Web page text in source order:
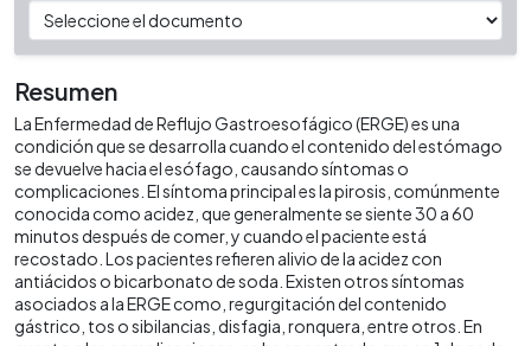
Resumen
La Enfermedad de Reflujo Gastroesofágico (ERGE) es una
condición que se desarrolla cuando el contenido del estómago
se devuelve hacia el esófago, causando síntomas o
complicaciones. El síntoma principal es la pirosis, comúnmente
conocida como acidez, que generalmente se siente 30 a 60
minutos después de comer, y cuando el paciente está
recostado. Los pacientes refieren alivio de la acidez con
antiácidos o bicarbonato de soda. Existen otros síntomas
asociados a la ERGE como, regurgitación del contenido
gástrico, tos o sibilancias, disfagia, ronquera, entre otros. En